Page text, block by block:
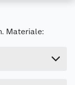
Materiale:
1.36 kg